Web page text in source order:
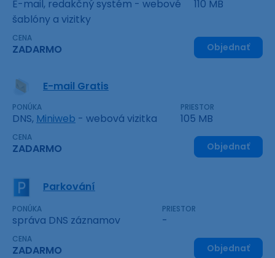
E-mail, redakčný systém - webové
šablóny a vizitky
110 MB
CENA
ZADARMO Objednať
E-mail Gratis
PONÚKA
DNS, Miniweb - webová vizitka
PRIESTOR
105 MB
CENA
ZADARMO Objednať
Parkování
PONÚKA
správa DNS záznamov
PRIESTOR
-
CENA
ZADARMO Objednať